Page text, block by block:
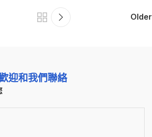
Older
迎和我們聯絡